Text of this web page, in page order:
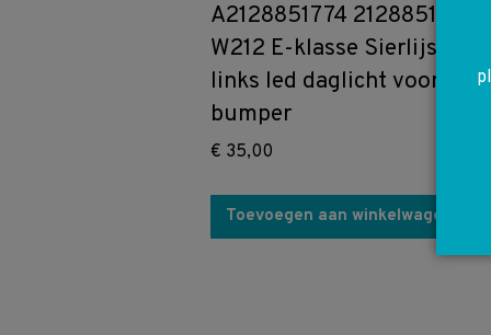
A2128851774 2128851774
W212 E-klasse Sierlijst
links led daglicht voor
bumper
€ 35,00
Toevoegen aan winkelwagen